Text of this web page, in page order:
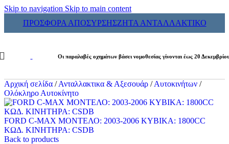
Skip to navigation Skip to main content
ΠΡΟΣΦΟΡΑ ΑΠΟΣΥΡΣΗΣΖΗΤΑ ΑΝΤΑΛΛΑΚΤΙΚΟ
Οι παραλαβές οχημάτων βάσει νομοθεσίας γίνονται έως 20
Αρχική σελίδα / Ανταλλακτικα & Αξεσουάρ / Αυτοκινήτων /
Ολόκληρο Αυτοκίνητο
FORD C-MAX ΜΟΝΤΕΛΟ: 2003-2006 ΚΥΒΙΚΑ: 1800CC
ΚΩΔ. ΚΙΝΗΤΗΡΑ: CSDB
Back to products